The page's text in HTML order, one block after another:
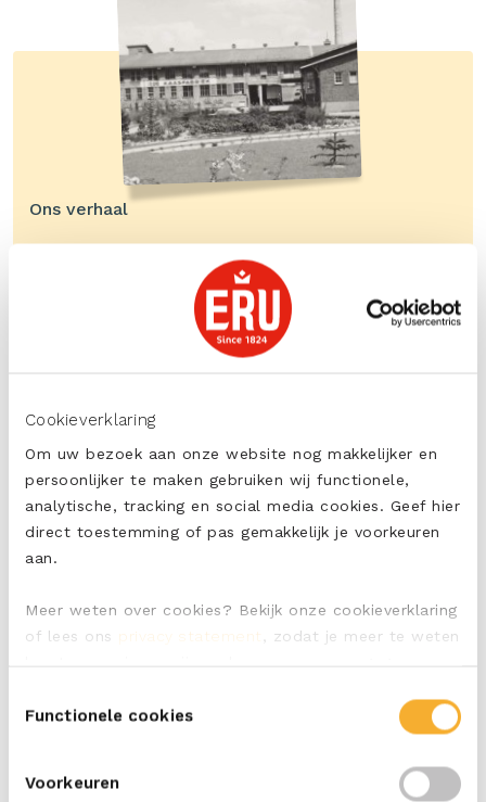
Cookieverklaring
Om uw bezoek aan onze website nog makkelijker en
persoonlijker te maken gebruiken wij functionele,
analytische, tracking en social media cookies. Geef hier
direct toestemming of pas gemakkelijk je voorkeuren
aan.
Meer weten over cookies? Bekijk onze cookieverklaring
of lees ons privacy statement
, zodat je meer te weten
Functionele cookies
Voorkeuren
Ons verhaal
Al 200 jaar aan geschiedenis!
MEER OVER ONS
Heeft u een vraag over ERU of onze producten?
NEEM CONTACT OP